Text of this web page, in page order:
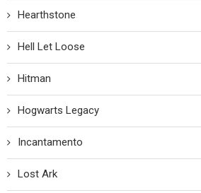
Hearthstone
Hell Let Loose
Hitman
Hogwarts Legacy
Incantamento
Lost Ark